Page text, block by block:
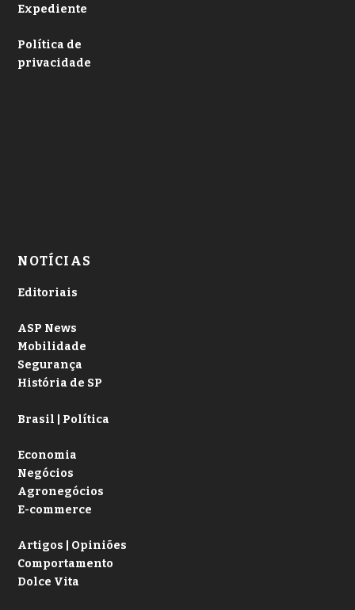
Expediente
Política de
privacidade
NOTÍCIAS
Editoriais
ASP News
Mobilidade
Segurança
História de SP
Brasil | Política
Economia
Negócios
Agronegócios
E-commerce
Artigos | Opiniões
Comportamento
Dolce Vita